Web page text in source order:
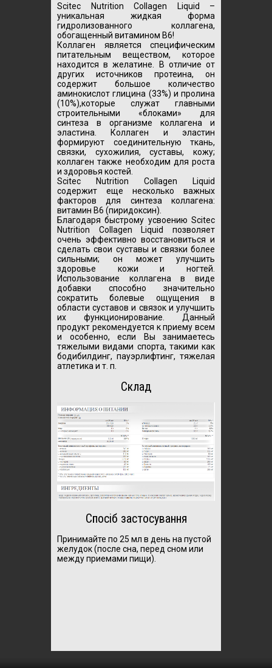
Scitec Nutrition Collagen Liquid –
уникальная жидкая форма
гидролизованного коллагена,
обогащенный витамином В6!
Коллаген является специфическим
питательным веществом, которое
находится в желатине. В отличие от
других источников протеина, он
содержит большое количество
аминокислот глицина (33%) и пролина
(10%),которые служат главными
строительными «блоками» для
синтеза в организме коллагена и
эластина. Коллаген и эластин
формируют соединительную ткань,
связки, сухожилия, суставы, кожу;
коллаген также необходим для роста
и здоровья костей.
Scitec Nutrition Collagen Liquid
содержит еще несколько важных
факторов для синтеза коллагена:
витамин В6 (пиридоксин).
Благодаря быстрому усвоению Scitec
Nutrition Collagen Liquid позволяет
очень эффективно восстановиться и
сделать свои суставы и связки более
сильными; он может улучшить
здоровье кожи и ногтей.
Использование коллагена в виде
добавки способно значительно
сократить болевые ощущения в
области суставов и связок и улучшить
их функционирование. Данный
продукт рекомендуется к приему всем
и особенно, если Вы занимаетесь
тяжелыми видами спорта, такими как
бодибилдинг, пауэрлифтинг, тяжелая
атлетика и т. п.
Склад
Спосіб застосування
Принимайте по 25 мл в день на пустой
желудок (после сна, перед сном или
между приемами пищи).